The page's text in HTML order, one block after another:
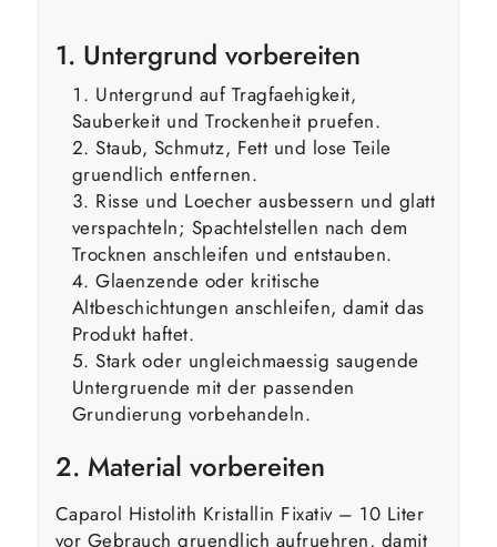
1. Untergrund vorbereiten
Untergrund auf Tragfaehigkeit,
Sauberkeit und Trockenheit pruefen.
Staub, Schmutz, Fett und lose Teile
gruendlich entfernen.
Risse und Loecher ausbessern und glatt
verspachteln; Spachtelstellen nach dem
Trocknen anschleifen und entstauben.
Glaenzende oder kritische
Altbeschichtungen anschleifen, damit das
Produkt haftet.
Stark oder ungleichmaessig saugende
Untergruende mit der passenden
Grundierung vorbehandeln.
2. Material vorbereiten
Caparol Histolith Kristallin Fixativ – 10 Liter
vor Gebrauch gruendlich aufruehren, damit